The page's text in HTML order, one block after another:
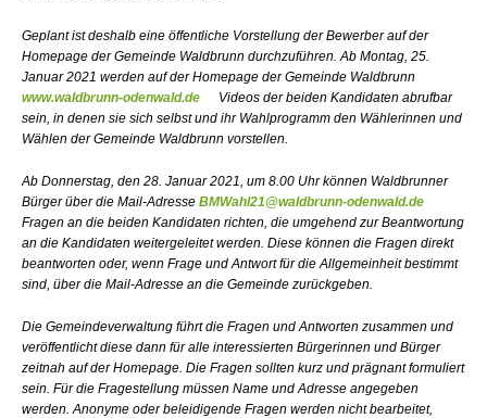
Geplant ist deshalb eine öffentliche Vorstellung der Bewerber auf der
Homepage der Gemeinde Waldbrunn durchzuführen. Ab Montag, 25.
Januar 2021 werden auf der Homepage der Gemeinde Waldbrunn
www.waldbrunn-odenwald.de
Videos der beiden Kandidaten abrufbar
sein, in denen sie sich selbst und ihr Wahlprogramm den Wählerinnen und
Wählen der Gemeinde Waldbrunn vorstellen.
Ab Donnerstag, den 28. Januar 2021, um 8.00 Uhr können Waldbrunner
Bürger über die Mail-Adresse BMWahl21@waldbrunn-odenwald.de
Fragen an die beiden Kandidaten richten, die umgehend zur Beantwortung
an die Kandidaten weitergeleitet werden. Diese können die Fragen direkt
beantworten oder, wenn Frage und Antwort für die Allgemeinheit bestimmt
sind, über die Mail-Adresse an die Gemeinde zurückgeben.
Die Gemeindeverwaltung führt die Fragen und Antworten zusammen und
veröffentlicht diese dann für alle interessierten Bürgerinnen und Bürger
zeitnah auf der Homepage. Die Fragen sollten kurz und prägnant formuliert
sein. Für die Fragestellung müssen Name und Adresse angegeben
werden. Anonyme oder beleidigende Fragen werden nicht bearbeitet,